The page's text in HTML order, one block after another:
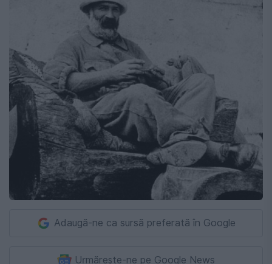
Adaugă-ne ca sursă preferată în Google
Urmărește-ne pe Google News